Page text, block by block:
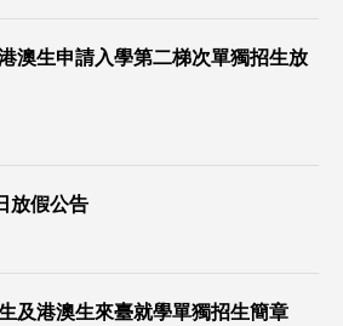
澳生申請入學第二梯次單獨招生放
放假公告
及港澳生來臺就學單獨招生簡章